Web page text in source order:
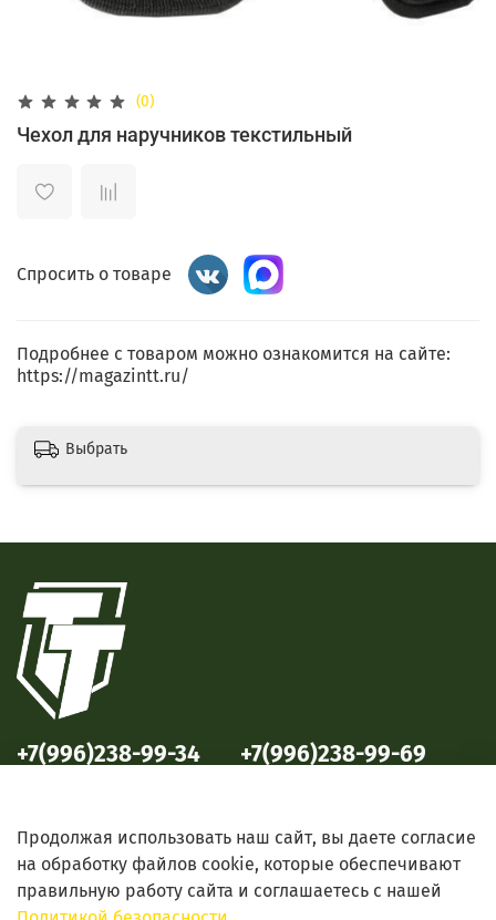
(0)
Чехол для наручников текстильный
Спросить о товаре
Подробнее с товаром можно ознакомится на сайте:
https://magazintt.ru/
Выбрать
+7(996)238-99-34 +7(996)238-99-69
Продолжая использовать наш сайт, вы даете согласие
на обработку файлов cookie, которые обеспечивают
правильную работу сайта и соглашаетесь с нашей